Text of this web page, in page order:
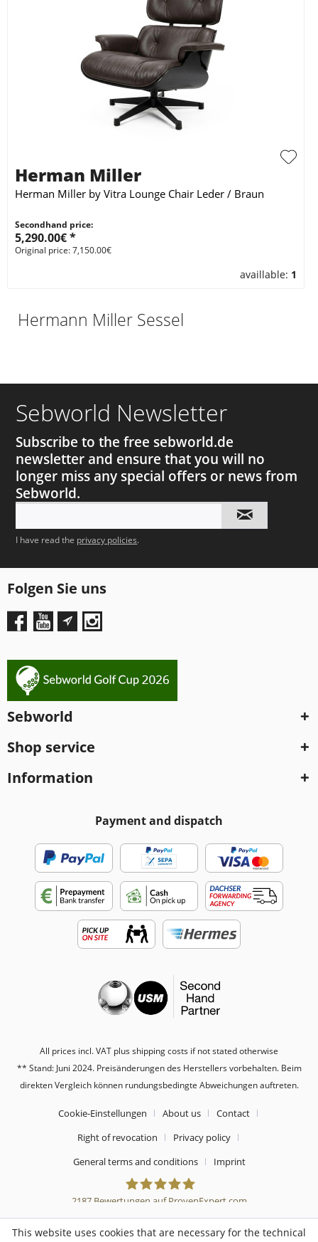
Herman Miller
Herman Miller by Vitra Lounge Chair Leder / Braun
Secondhand price:
5,290.00€ *
Original price: 7,150.00€
availlable: 1
Hermann Miller Sessel
Sebworld Newsletter
Subscribe to the free sebworld.de
newsletter and ensure that you will no
longer miss any special offers or news from
Sebworld.
I have read the privacy policies.
Folgen Sie uns
Sebworld
Shop service
Information
Payment and dispatch
All prices incl. VAT plus shipping costs if not stated otherwise
** Stand: Juni 2024. Preisänderungen des Herstellers vorbehalten. Beim
direkten Vergleich können rundungsbedingte Abweichungen auftreten.
Cookie-Einstellungen About us
Contact
Right of revocation
Privacy policy
General terms and conditions
Imprint
Sebworld
2187Bewertungen auf ProvenExpert.com
This website uses cookies that are necessary for the technical